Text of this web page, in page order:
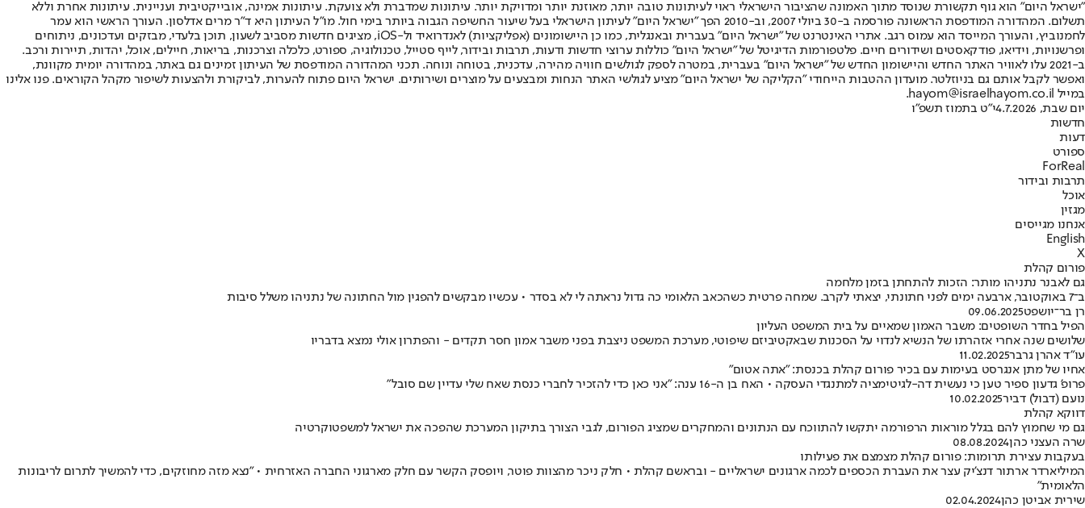
"ישראל היום" הוא גוף תקשורת שנוסד מתוך האמונה שהציבור הישראלי ראוי לעיתונות טובה יותר, מאוזנת יותר ומדויקת יותר. עיתונות שמדברת ולא צועקת. עיתונות אמינה, אובייקטיבית ועניינית. עיתונות אחרת וללא
תשלום. המהדורה המודפסת הראשונה פורסמה ב-30 ביולי 2007, וב-2010 הפך "ישראל היום" לעיתון הישראלי בעל שיעור החשיפה הגבוה ביותר בימי חול. מו"ל העיתון היא ד"ר מרים אדלסון. העורך הראשי הוא עמר
לחמנוביץ, והעורך המייסד הוא עמוס רגב. אתרי האינטרנט של "ישראל היום" בעברית ובאנגלית, כמו כן היישומונים (אפליקציות) לאנדרואיד ול-iOS, מציגים חדשות מסביב לשעון, תוכן בלעדי, מבזקים ועדכונים, ניתוחים
ופרשנויות, וידיאו, פודקאסטים ושידורים חיים. פלטפורמות הדיגיטל של "ישראל היום" כוללות ערוצי חדשות ודעות, תרבות ובידור, לייף סטייל, טכנולוגיה, ספורט, כלכלה וצרכנות, בריאות, חיילים, אוכל, יהדות, תיירות ורכב.
ב-2021 עלו לאוויר האתר החדש והיישומון החדש של "ישראל היום" בעברית, במטרה לספק לגולשים חוויה מהירה, עדכנית, בטוחה ונוחה. תכני המהדורה המודפסת של העיתון זמינים גם באתר, במהדורה יומית מקוונת,
ואפשר לקבל אותם גם בניוזלטר. מועדון ההטבות הייחודי "הקליקה של ישראל היום" מציע לגולשי האתר הנחות ומבצעים על מוצרים ושירותים. ישראל היום פתוח להערות, לביקורת ולהצעות לשיפור מקהל הקוראים. פנו אלינו
במייל hayom@israelhayom.co.il.
יום שבת, 4.7.2026
י"ט בתמוז תשפ"ו
חדשות
דעות
ספורט
ForReal
תרבות ובידור
אוכל
מגזין
אנחנו מגייסים
English
X
פורום קהלת
גם לאבנר נתניהו מותר: הזכות להתחתן בזמן מלחמה
ב־7 באוקטובר, ארבעה ימים לפני חתונתי, יצאתי לקרב. שמחה פרטית כשהכאב הלאומי כה גדול נראתה לי לא בסדר • עכשיו מבקשים להפגין מול החתונה של נתניהו משלל סיבות
רן בר־יושפט09.06.2025
הפיל בחדר השופטים: משבר האמון שמאיים על בית המשפט העליון
שלושים שנה אחרי אזהרתו של הנשיא לנדוי על הסכנות שבאקטיביזם שיפוטי, מערכת המשפט ניצבת בפני משבר אמון חסר תקדים - והפתרון אולי נמצא בדבריו
עו"ד אהרן גרבר11.02.2025
אחיו של מתן אנגרסט בעימות עם בכיר פורום קהלת בכנסת: "אתה אטום"
פרופ' גדעון ספיר טען כי נעשית דה-לגיטימציה למתנגדי העסקה • האח בן ה-16 ענה: "אני כאן כדי להזכיר לחברי כנסת שאח שלי עדיין שם סובל"
נועם (דבול) דביר10.02.2025
דווקא קהלת
גם מי שחמוץ להם בגלל מוראות הרפורמה יתקשו להתווכח עם הנתונים והמחקרים שמציג הפורום, לגבי הצורך בתיקון המערכת שהפכה את ישראל למשפטוקרטיה
שרה העצני כהן08.08.2024
בעקבות עצירת תרומות: פורום קהלת מצמצם את פעילותו
המיליארדר ארתור דנצ'יק עצר את העברת הכספים לכמה ארגונים ישראליים - ובראשם קהלת • חלק ניכר מהצוות פוטר, ויופסק הקשר עם חלק מארגוני החברה האזרחית • "נצא מזה מחוזקים, כדי להמשיך לתרום לריבונות
הלאומית"
שירית אביטן כהן02.04.2024